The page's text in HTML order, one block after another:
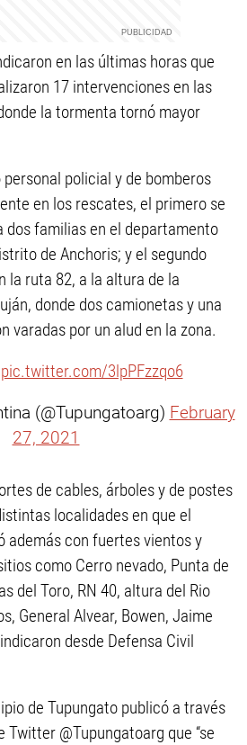
en las últimas horas que
17 intervenciones en las
la tormenta tornó mayor
policial y de bomberos
en los rescates, el primero se
dos familias en el departamento
de Anchoris; y el segundo
la ruta 82, a la altura de la
donde dos camionetas y una
varadas por un alud en la zona.
pic.twitter.com/3lpPFzzqo6
(@Tupungatoarg) February
27, 2021
de cables, árboles y de postes
localidades en que el
además con fuertes vientos y
como Cerro nevado, Punta de
del Toro, RN 40, altura del Rio
General Alvear, Bowen, Jaime
desde Defensa Civil
de Tupungato publicó a través
@Tupungatoarg que “se